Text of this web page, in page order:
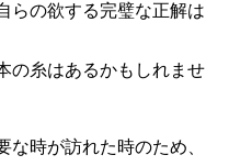
らの欲する完璧な正解は
の糸はあるかもしれませ
時が訪れた時のため、